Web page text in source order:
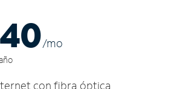
/mo
con fibra óptica